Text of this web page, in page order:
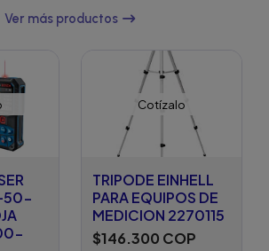
Ver más productos
50-
Cotízalo
TRIPODE EINHELL
PARA EQUIPOS DE
MEDICION 2270115
$146.300 COP